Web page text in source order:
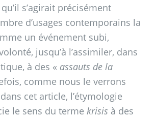
s’agirait précisément
d’usages contemporains la
un événement subi,
jusqu’à l’assimiler, dans
à des « assauts de la
comme nous le verrons
cet article, l’étymologie
le sens du terme krisis à des